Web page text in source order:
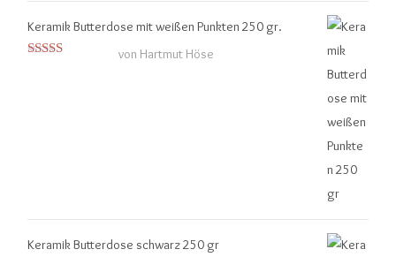
Keramik Butterdose mit weißen Punkten 250 gr.
von Hartmut Höse
Keramik Butterdose schwarz 250 gr